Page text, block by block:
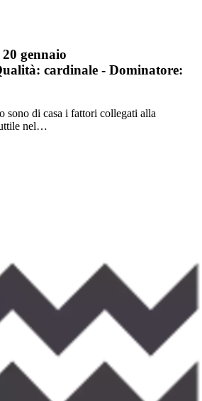
gennaio
cardinale - Dominatore:
sono di casa i fattori collegati alla
nel…